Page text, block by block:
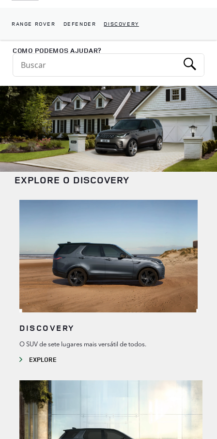
RANGE ROVER DEFENDER DISCOVERY
Return to Nav
COMO PODEMOS AJUDAR?
Conduct a search
Submit
EXPLORE O DISCOVERY
DISCOVERY
O SUV de sete lugares mais versátil de todos.
EXPLORE